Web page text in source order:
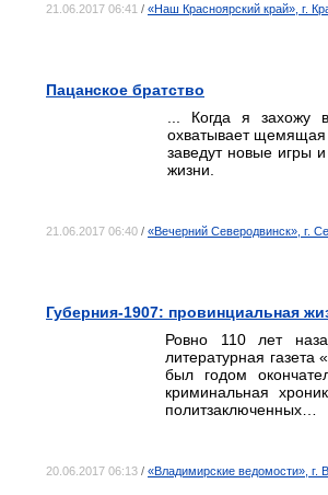
21.06.2017 06:41 / «Наш Красноярский край», г.
Пацанское братство
... Когда я захожу
охватывает щемящая
заведут новые игры
жизни.
21.06.2017 06:40 / «Вечерний Северодвинск», г.
Губерния-1907: провинциальная
Ровно 110 лет
литературная
был годом
криминальная
политзаключенных…
20.06.2017 06:13 / «Владимирские ведомости», г.